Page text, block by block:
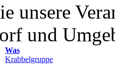
unsere
und
Was
Krabbelgruppe